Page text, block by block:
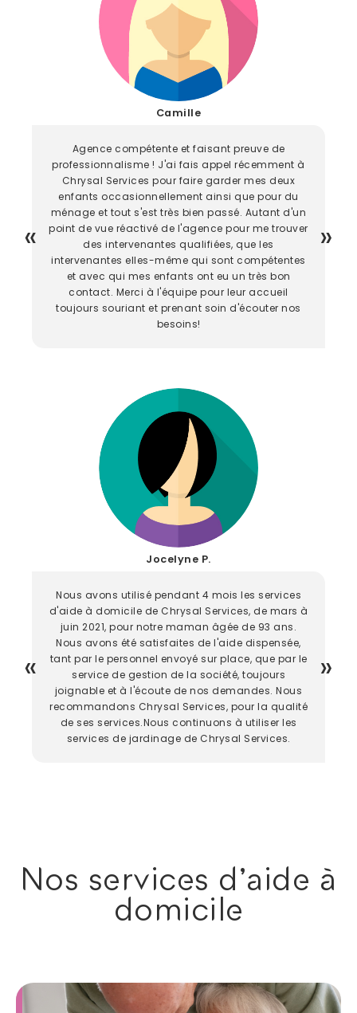
Camille
Agence compétente et faisant preuve de
professionnalisme ! J'ai fais appel récemment à
Chrysal Services pour faire garder mes deux
enfants occasionnellement ainsi que pour du
ménage et tout s'est très bien passé. Autant d'un
point de vue réactivé de l'agence pour me trouver
des intervenantes qualifiées, que les
intervenantes elles-même qui sont compétentes
et avec qui mes enfants ont eu un très bon
contact. Merci à l'équipe pour leur accueil
toujours souriant et prenant soin d'écouter nos
besoins!
Jocelyne P.
Nous avons utilisé pendant 4 mois les services
d'aide à domicile de Chrysal Services, de mars à
juin 2021, pour notre maman âgée de 93 ans.
Nous avons été satisfaites de l'aide dispensée,
tant par le personnel envoyé sur place, que par le
service de gestion de la société, toujours
joignable et à l'écoute de nos demandes. Nous
recommandons Chrysal Services, pour la qualité
de ses services.Nous continuons à utiliser les
services de jardinage de Chrysal Services.
Nos services d'aide à
domicile